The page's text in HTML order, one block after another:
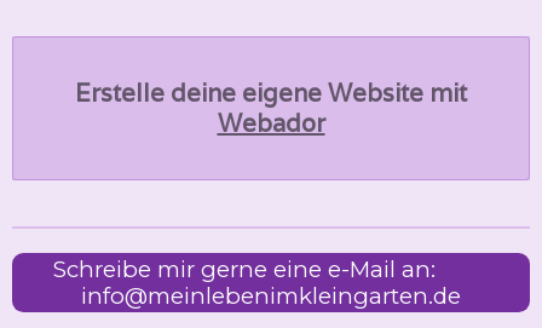
Erstelle deine eigene Website mit
Webador
Schreibe mir gerne eine e-Mail an:
info@meinlebenimkleingarten.de